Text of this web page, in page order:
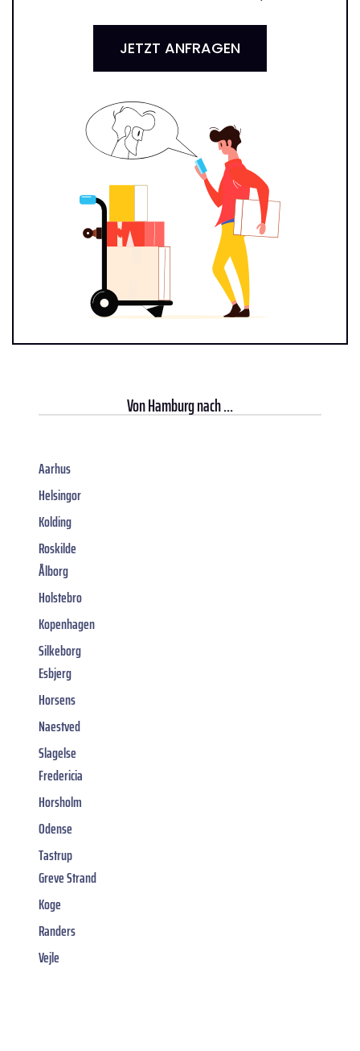
JETZT ANFRAGEN
VonHamburgnach ...
Aarhus
Helsingor
Kolding
Roskilde
Ålborg
Holstebro
Kopenhagen
Silkeborg
Esbjerg
Horsens
Naestved
Slagelse
Fredericia
Horsholm
Odense
Tastrup
Greve Strand
Koge
Randers
Vejle